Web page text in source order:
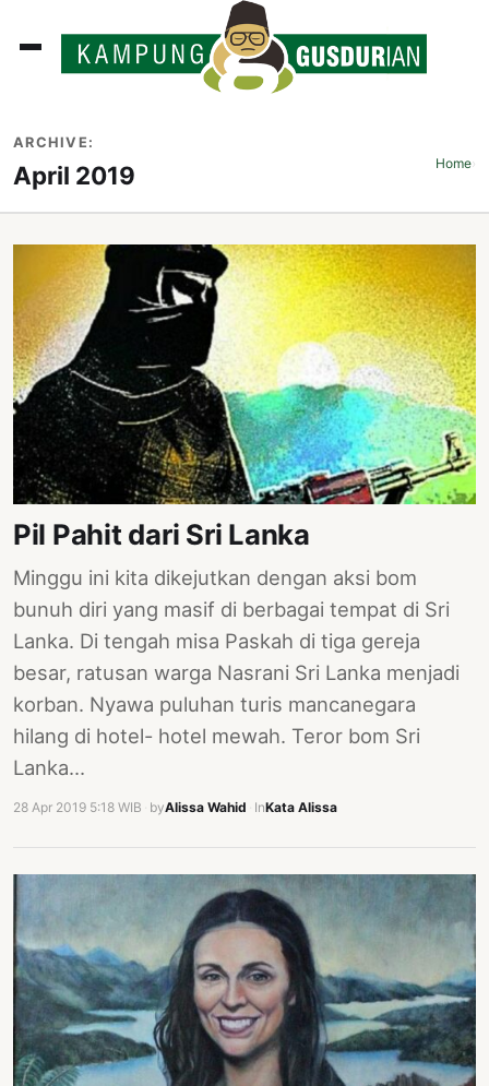
ARCHIVE:
April 2019 Home›
Pil Pahit dari Sri Lanka
Minggu ini kita dikejutkan dengan aksi bom
bunuh diri yang masif di berbagai tempat di Sri
Lanka. Di tengah misa Paskah di tiga gereja
besar, ratusan warga Nasrani Sri Lanka menjadi
korban. Nyawa puluhan turis mancanegara
hilang di hotel- hotel mewah. Teror bom Sri
Lanka…
28 Apr 2019 5:18 WIB byAlissa Wahid InKata Alissa